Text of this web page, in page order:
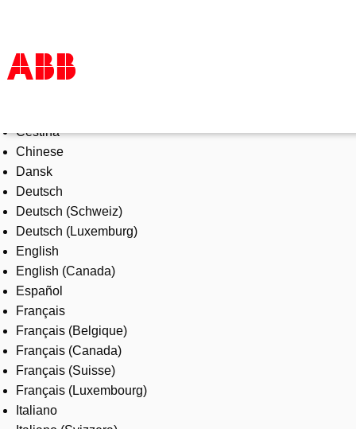
Products & Solutions
Industries
Services
About us
Where to buy
Contact us
Careers
Čeština
Chinese
Dansk
Deutsch
Deutsch (Schweiz)
Deutsch (Luxemburg)
English
English (Canada)
Español
Français
Français (Belgique)
Français (Canada)
Français (Suisse)
Français (Luxembourg)
Italiano